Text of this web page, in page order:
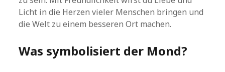
Licht in die Herzen vieler Menschen bringen und
die Welt zu einem besseren Ort machen.
Was symbolisiert der Mond?